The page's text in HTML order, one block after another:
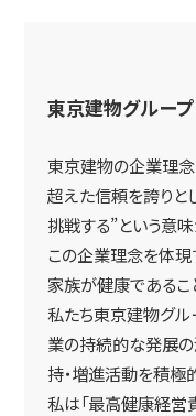
東京建物グルー
東京建物の企業理念
超えた信頼を誇りと
挑戦する”という意
この企業理念を体現
家族が健康であるこ
私たち東京建物グル
業の持続的な発展の
持・増進活動を積極
私は「最高健康経営